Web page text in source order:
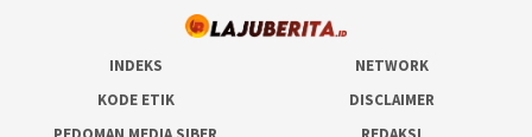
INDEKS
NETWORK
KODE ETIK
DISCLAIMER